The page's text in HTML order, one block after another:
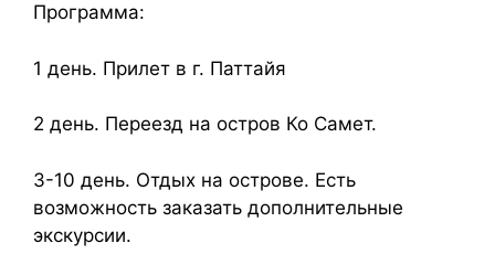
Программа:
1 день. Прилет в г. Паттайя
2 день. Переезд на остров Ко Самет.
3-10 день. Отдых на острове. Есть
возможность заказать дополнительные
экскурсии.